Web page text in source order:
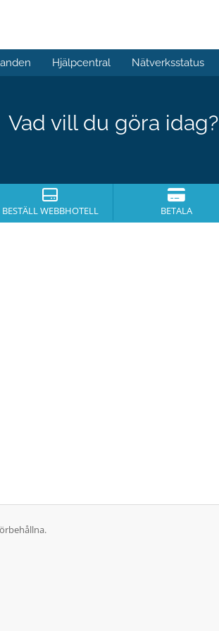
Hjälpcentral Nätverksstatus
Vad vill du göra idag?
BESTÄLL WEBBHOTELL BETALA